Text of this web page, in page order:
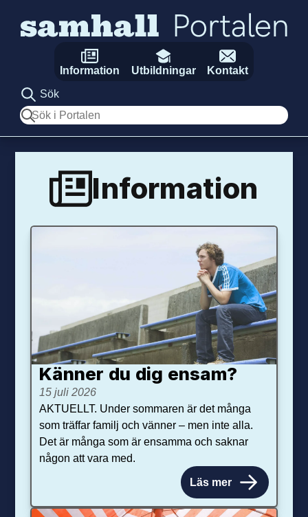
Information Utbildningar
Kontakt
Sök
Sök
Information
Känner du dig ensam?
15 juli 2026
AKTUELLT. Under sommaren är det många
som träffar familj och vänner – men inte alla.
Det är många som är ensamma och saknar
någon att vara med.
Läs mer